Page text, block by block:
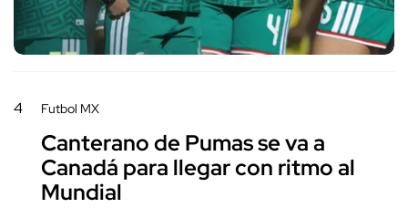
4 Futbol MX
Canterano de Pumas se va a
Canadá para llegar con ritmo al
Mundial